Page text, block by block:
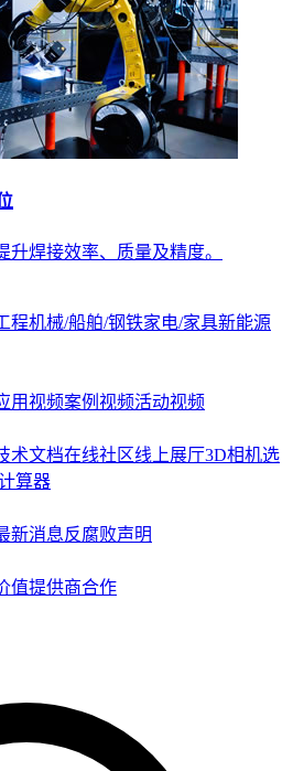
升焊接效率、质量及精度。
程机械/船舶/钢铁家电/家具新能源
用视频案例视频活动视频
术文档在线社区线上展厅3D相机选
算器
新消息反腐败声明
值提供商合作